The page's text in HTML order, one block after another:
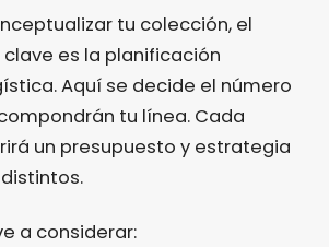
tu colección, el
es la planificación
Aquí se decide el número
tu línea. Cada
un presupuesto y estrategia
a considerar: